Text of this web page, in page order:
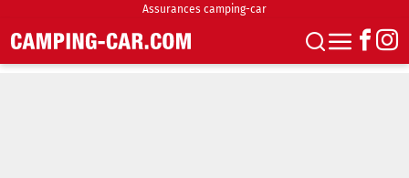
Assurances camping-car